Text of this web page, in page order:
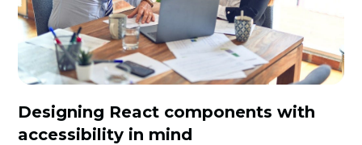
Designing React components with
accessibility in mind